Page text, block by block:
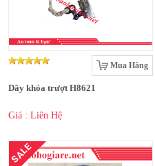
Mua Hàng
Dây khóa trượt H8621
Giá : Liên Hệ
SALE